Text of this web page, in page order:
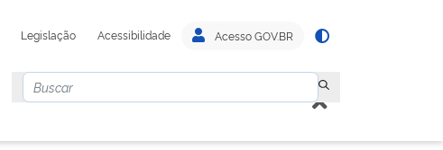
Legislação Acessibilidade Acesso GOV.BR